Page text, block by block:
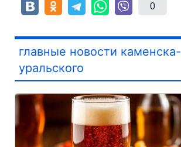
0
главные новости каменска-
уральского